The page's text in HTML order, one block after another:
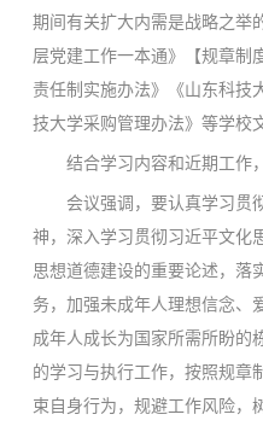
期间有关扩大内需是战略之举
层党建工作一本通》【规章制
责任制实施办法》《山东科技
技大学采购管理办法》等学校
结合学习内容和近期工作
会议强调，要认真学习贯
神，深入学习贯彻习近平文化
思想道德建设的重要论述，落
务，加强未成年人理想信念、
成年人成长为国家所需所盼的
的学习与执行工作，按照规章
束自身行为，规避工作风险，